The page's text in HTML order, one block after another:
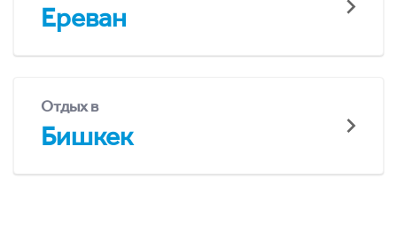
Ереван
Отдых в
Бишкек